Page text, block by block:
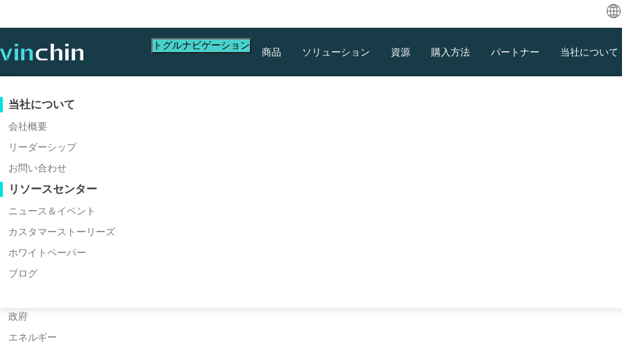
商品 ソリューション 資源 購入方法 パートナー 当社について
データ保護
バックアップ＆リカバリ
リアルタイムレプリケーション
継続的データ保護
オフサイトコピー
アーカイブ
ジョブオーケストレーション
ワークロードモビリティ
V2V 移行
P2P 移行
C2C 移行
バーチャルマシン
VMware
Hyper-V
Proxmox
XCP-ng
oVirt
H3C CAS/UIS
ZStack
Sangfor HCI
Huawei FusionCompute
Red Hat Virtualization
サポートリソース
ナレッジベース
ビデオガイド
ヘルプセンター
ライブイベント
ウェビナー
ライブデモ
カスタマーストーリーズ
ITサービス
政府
エネルギー
購入ガイド
購入方法を学ぶ
ライセンスポリシー
よくある質問
お問い合わせ
見積もりの依頼
パートナーになる
パートナープログラム
パートナーになる
パートナーを探す
地域パートナーを探す
すでにパートナーですか
パートナーポータルログイン
当社について
会社概要
リーダーシップ
お問い合わせ
リソースセンター
ニュース＆イベント
カスタマーストーリーズ
ホワイトペーパー
ブログ
トグルナビゲーション
データバックアップソリューション